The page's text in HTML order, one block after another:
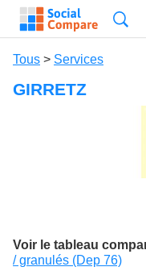
Tous > Services
GIRRETZ
Voir le tableau
/ granulés (Dep 76)